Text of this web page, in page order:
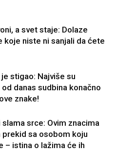
a svet staje: Dolaze
koje niste ni sanjali da ćete
stigao: Najviše su
danas sudbina konačno
znake!
slama srce: Ovim znacima
prekid sa osobom koju
– istina o lažima će ih